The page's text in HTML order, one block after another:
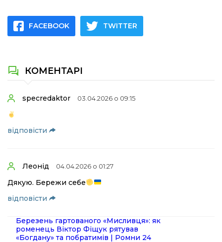
FACEBOOK TWITTER
КОМЕНТАРІ
specredaktor 03.04.2026 о 09:15
відповіcти
Леонід 04.04.2026 о 01:27
Дякую. Бережи себе
відповіcти
Березень гартованого «Мисливця»: як
роменець Віктор Фіщук рятував
«Богдану» та побратимів | Ромни 24